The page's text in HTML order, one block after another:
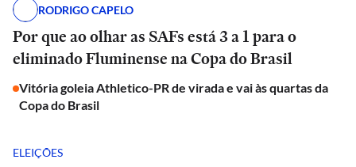
RODRIGO CAPELO
Por que ao olhar as SAFs está 3 a 1 para o
eliminado Fluminense na Copa do Brasil
Vitória goleia Athletico-PR de virada e vai às quartas da
Copa do Brasil
ELEIÇÕES